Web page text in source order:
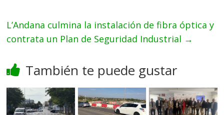
L’Andana culmina la instalación de fibra óptica y
contrata un Plan de Seguridad Industrial →
También te puede gustar